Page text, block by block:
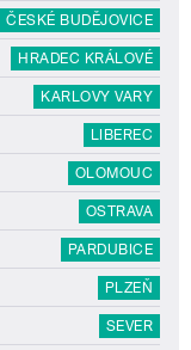
ČESKÉ BUDĚJOVICE
HRADEC KRÁLOVÉ
KARLOVY VARY
LIBEREC
OLOMOUC
OSTRAVA
PARDUBICE
PLZEŇ
SEVER